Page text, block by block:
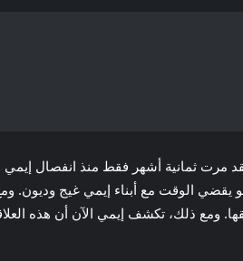
مرت ثمانية أشهر فقط منذ انفصال
ومع ذلك، تكشف إيمي الآن أن هذه